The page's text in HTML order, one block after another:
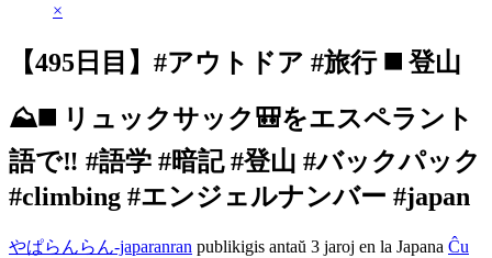
×
【495日目】#アウトドア #旅行 ◼️ 登山
⛰️◼️ リュックサック🎒をエスペラント
語で‼️ #語学 #暗記 #登山 #バックパック
#climbing #エンジェルナンバー #japan
やぱらんらん-japaranran publikigis antaŭ 3 jaroj en la Japana Ĉu